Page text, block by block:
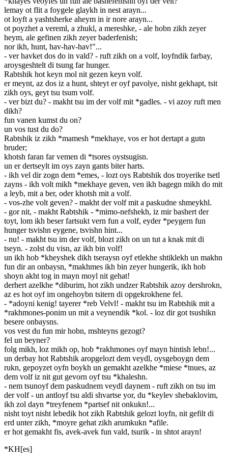
lemay ot flit a foygele glaykh in nest arayn...
ot loyft a yashtsherke aheym in ir nore arayn...
ot poyzhet a vereml, a zhukl, a mereshke, - ale hobn zikh zeyer
heym, ale gefinen zikh zeyer baderfenish;
nor ikh, hunt, hav-hav-hav!"...
- ver havket dos do in vald? - ruft zikh on a volf, loyfndik farbay,
aroysgeshtelt di tsung far hunger.
Rabtshik hot keyn mol nit gezen keyn volf.
er meynt, az dos iz a hunt, shteyt er oyf pavolye, nisht gekhapt, tsit
zikh oys, geyt tsu tsum volf.
- ver bizt du? - makht tsu im der volf mit *gadles. - vi azoy ruft men
dikh?
fun vanen kumst du on?
un vos tust du do?
Rabtshik iz zikh *mamesh *mekhaye, vos er hot dertapt a gutn
bruder;
khotsh faran far vemen di *tsores oystsugisn.
un er dertseylt im oys zayn gants biter harts.
- ikh vel dir zogn dem *emes, - lozt oys Rabtshik dos troyerike tsetl
zayns - ikh volt mikh *mekhaye geven, ven ikh bagegn mikh do mit
a leyb, mit a ber, oder khotsh mit a volf.
- vos-zhe volt geven? - makht der volf mit a paskudne shmeykhl.
- gor nit, - makht Rabtshik - *mimo-nefshekh, iz mir bashert der
toyt, lom ikh beser fartsukt vern fun a volf, eyder *peygern fun
hunger tsvishn eygene, tsvishn hint...
- nu! - makht tsu im der volf, blozt zikh on un tut a knak mit di
tseyn. - zolst du visn, az ikh bin volf!
un ikh hob *kheyshek dikh tseraysn oyf etlekhe shtiklekh un makhn
fun dir an onbaysn, *makhmes ikh bin zeyer hungerik, ikh hob
shoyn akht tog in mayn moyl nit gehat!
derhert azelkhe *diburim, hot zikh undzer Rabtshik azoy dershrokn,
az es hot oyf im ongehoybn tsitern di opgekrokhene fel.
- *adoyni kenig! tayerer *reb Velvl! - makht tsu im Rabtshik mit a
*rakhmones-ponim un mit a veynendik *kol. - loz dir got tsushikn
besere onbaysns.
vos vest du fun mir hobn, mshteyns gezogt?
fel un beyner?
folg mikh, loz mikh op, hob *rakhmones oyf mayn hintish lebn!...
un derbay hot Rabtshik aropgelozt dem veydl, oysgeboygn dem
rukn, gepoyzet oyfn boykh un gemakht azelkhe *miese *tnues, az
dem volf iz nit gut gevorn oyf tsu *khaleshn.
- nem tsunoyf dem paskudnem veydl daynem - ruft zikh on tsu im
der volf - un antloyf tsu aldi shvartse yor, du *keylev shebaklovim,
ikh zol dayn *treyfenem *partsef nit onkukn!...
nisht toyt nisht lebedik hot zikh Rabtshik gelozt loyfn, nit gefilt di
erd unter zikh, *moyre gehat zikh arumkukn *afile.
er hot gemakht fis, avek-avek fun vald, tsurik - in shtot arayn!
*KH[es]